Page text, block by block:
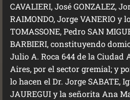
CAVALIERI, José GONZALEZ,
RAIMONDO, Jorge VANERIO y
TOMASSONE, Pedro SAN
BARBIERI, constituyendo
Julio A. Roca 644 de la Ciudad
Aires, por el sector gremial; y
lo hacen el Dr. Jorge SABATE,
JAUREGUI y la señorita Ana